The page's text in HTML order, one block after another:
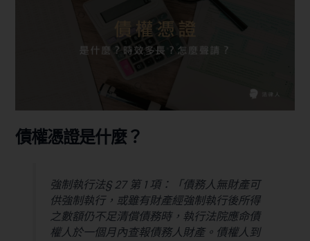
債權憑證是什麼？
強制執行法§ 27 第 1 項：「債務人無財產可
供強制執行，或雖有財產經強制執行後所得
之數額仍不足清償債務時，執行法院應命債
權人於一個月內查報債務人財產。債權人到